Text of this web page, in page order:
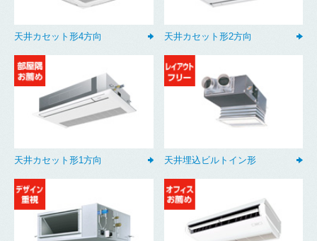
天井カセット形4方向 天井カセット形2方向
天井カセット形1方向 天井埋込ビルトイン形